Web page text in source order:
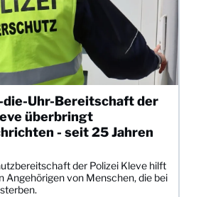
die-Uhr-Bereitschaft der
überbringt
- seit 25 Jahren
der Polizei Kleve hilft
Angehörigen von Menschen, die bei